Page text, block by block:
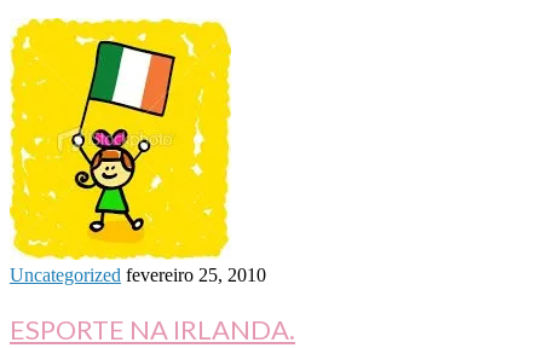
Uncategorized fevereiro 25, 2010
ESPORTE NA IRLANDA.